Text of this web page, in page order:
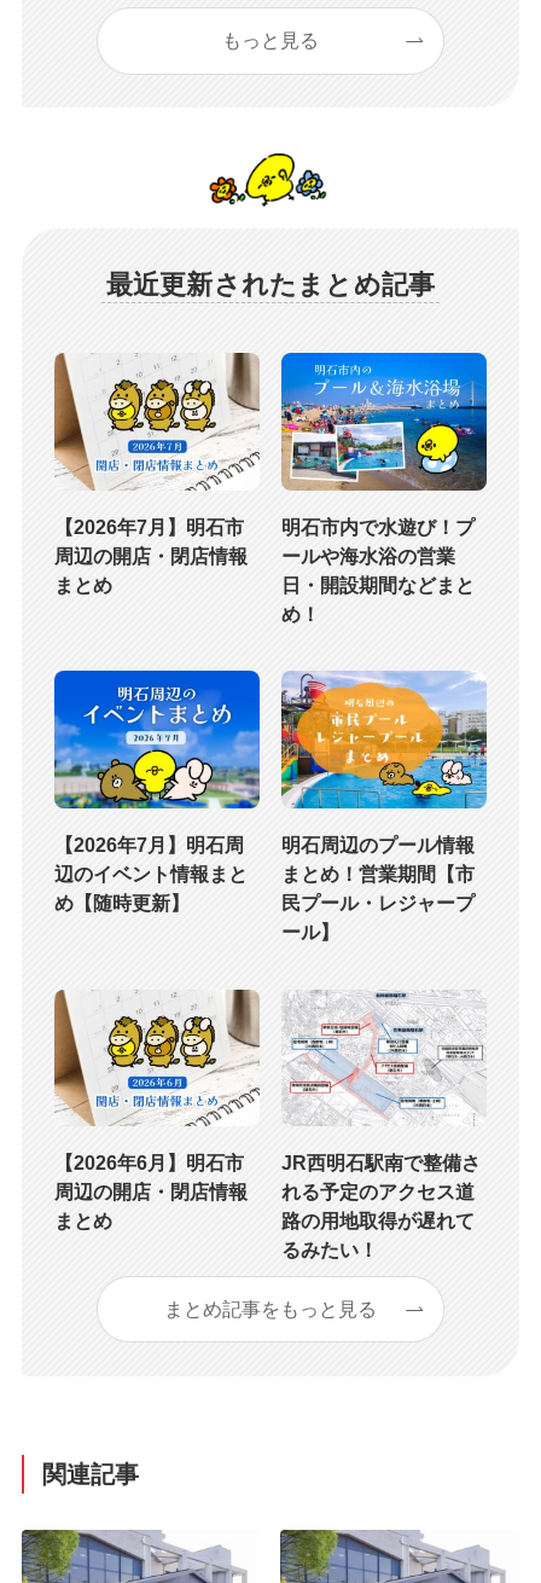
もっと見る
最近更新されたまとめ記事
【2026年7月】明石市
周辺の開店・閉店情報
まとめ
明石市内で水遊び！プ
ールや海水浴の営業
日・開設期間などまと
め！
【2026年7月】明石周
辺のイベント情報まと
め【随時更新】
明石周辺のプール情報
まとめ！営業期間【市
民プール・レジャープ
ール】
【2026年6月】明石市
周辺の開店・閉店情報
まとめ
JR西明石駅南で整備さ
れる予定のアクセス道
路の用地取得が遅れて
るみたい！
まとめ記事をもっと見る
関連記事